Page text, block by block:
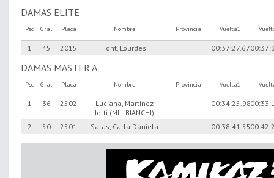
DAMAS ELITE
Psc Gral Placa Nombre Provincia Vuelta1
1 45 2015 Font, Lourdes 00:37:27.67
DAMAS MASTER A
Psc Gral Placa Nombre Provincia Vuelta1
1 36 2502
Luciana, Martinez
Iotti (ML - BIANCHI)
00:34:25.98
2 50 2501 Salas, Carla Daniela 00:38:41.55